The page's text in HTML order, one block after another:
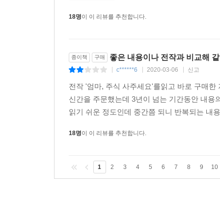
18명이 이 리뷰를 추천합니다.
종이책 구매 좋은 내용이나 전작과 비교해
c******6 2020-03-06 신고
전작 '엄마, 주식 사주세요'를읽고 바로 구매
신간을 주문했는데 3년이 넘는 기간동안 내
읽기 쉬운 정도인데 중간쯤 되니 반복되는 내
18명이 이 리뷰를 추천합니다.
1 2 3 4 5 6 7 8 9 10